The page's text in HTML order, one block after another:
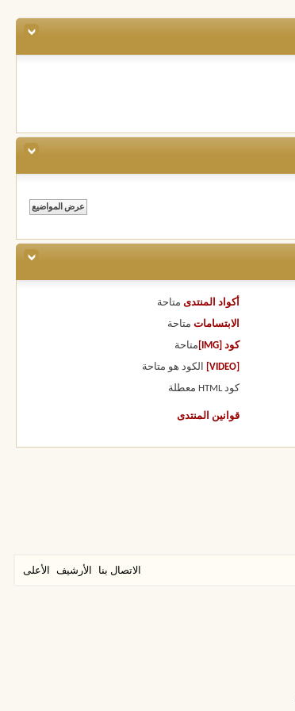
أكواد المنتدى متاحة
الابتسامات متاحة
كود [IMG] متاحة
الكود هو متاحة
كود HTML معطلة
قوانين المنتدى
الاتصال بنا الأرشيف الأعلى